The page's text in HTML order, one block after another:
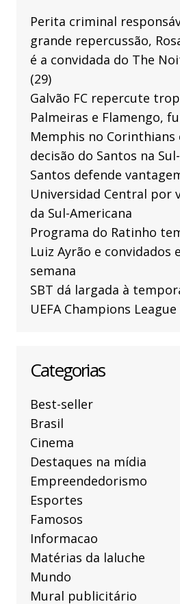
Perita criminal
grande repercussão,
é a convidada do The
(29)
Galvão FC repercute
Palmeiras e Flamengo,
Memphis no Corinthians
decisão do Santos na
Santos defende
Universidad Central por
da Sul-Americana
Programa do Ratinho
Luiz Ayrão e convidados
semana
SBT dá largada à
UEFA Champions League
Categorias
Best-seller
Brasil
Cinema
Destaques na mídia
Empreendedorismo
Esportes
Famosos
Informacao
Matérias da laluche
Mundo
Mural publicitário